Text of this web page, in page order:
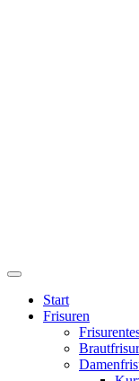
Start
Frisuren